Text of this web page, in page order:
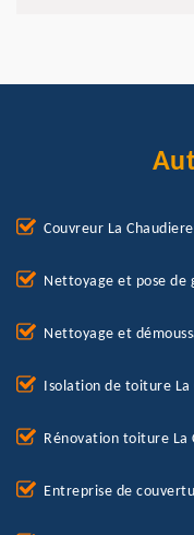
Couvreur La Chaudiere
Nettoyage et pose de
Nettoyage et
Isolation de toiture La
Rénovation toiture La
Entreprise de